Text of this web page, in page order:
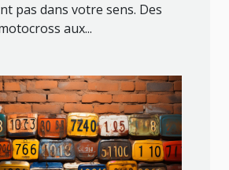
pas dans votre sens. Des
aux...